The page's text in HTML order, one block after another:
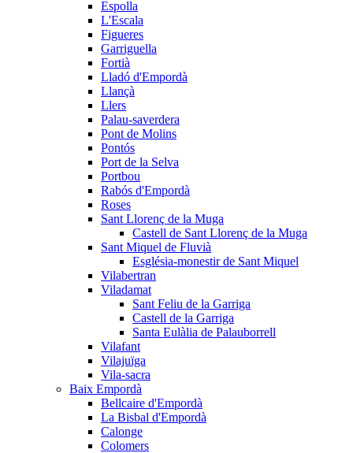
Espolla
L'Escala
Figueres
Garriguella
Fortià
Lladó d'Empordà
Llançà
Llers
Palau-saverdera
Pont de Molins
Pontós
Port de la Selva
Portbou
Rabós d'Empordà
Roses
Sant Llorenç de la Muga
Castell de Sant Llorenç de la Muga
Sant Miquel de Fluvià
Església-monestir de Sant Miquel
Vilabertran
Viladamat
Sant Feliu de la Garriga
Castell de la Garriga
Santa Eulàlia de Palauborrell
Vilafant
Vilajuïga
Vila-sacra
Baix Empordà
Bellcaire d'Empordà
La Bisbal d'Empordà
Calonge
Colomers